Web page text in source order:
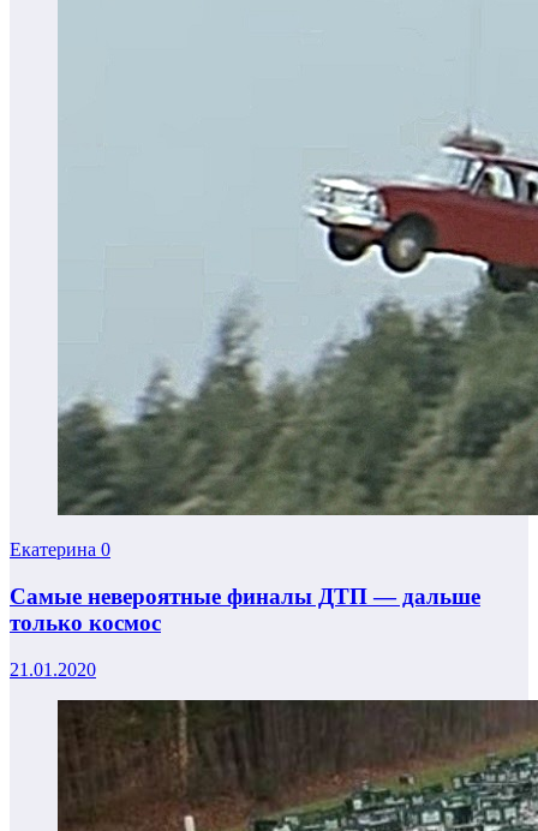
Екатерина 0
Самые невероятные финалы ДТП — дальше
только космос
21.01.2020